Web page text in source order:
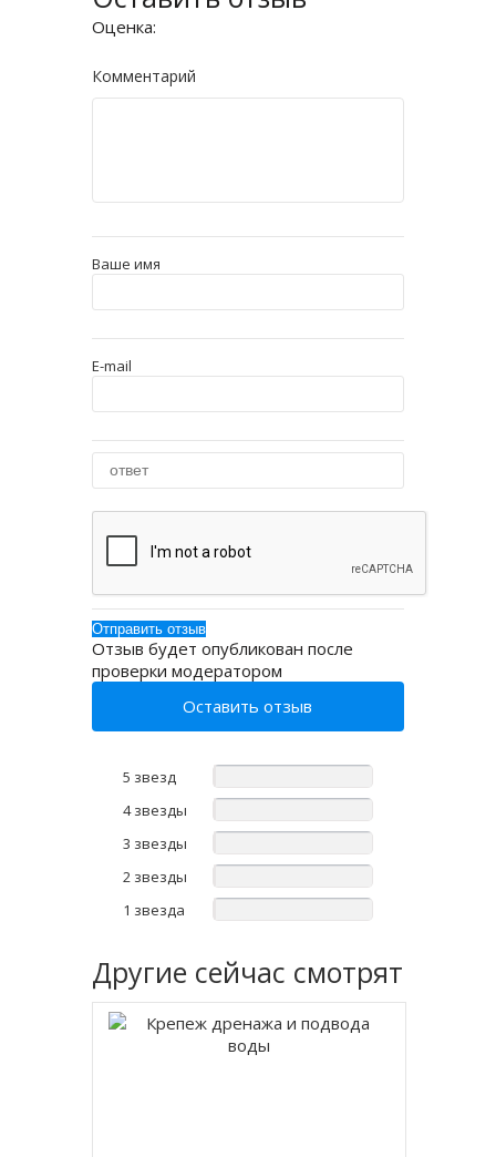
Оценка:
Комментарий
Ваше имя
E-mail
Отзыв будет опубликован после
проверки модератором
Оставить отзыв
5 звезд
4 звезды
3 звезды
2 звезды
1 звезда
Другие сейчас смотрят